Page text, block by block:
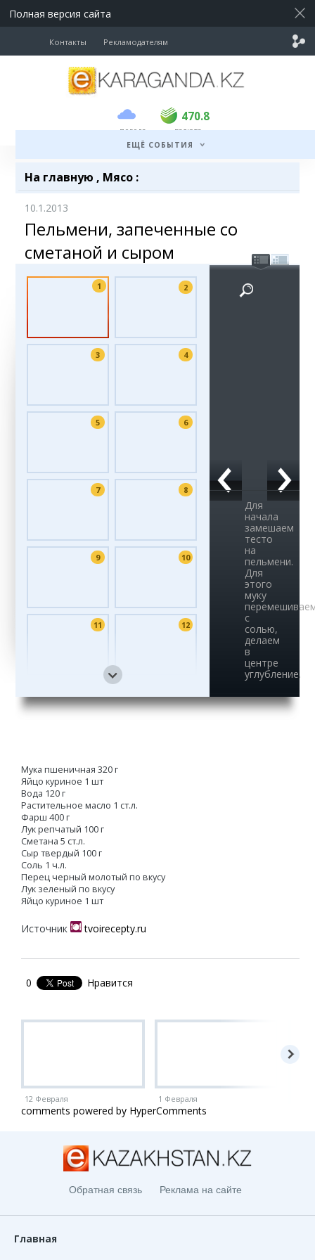
Полная версия сайта
Контакты Рекламодателям
погода
470.8
USD 468.5 470.8
валюта
ЕЩЁ СОБЫТИЯ
На главную , Мясо :
10.1.2013
Пельмени, запеченные со
сметаной и сыром
1 2
3 4
5 6
7 8
9 10
11 12
Для
начала
замешаем
тесто
на
пельмени.
Для
этого
муку
с
солью,
делаем
в
центре
углубление.
Мука пшеничная 320 г
Яйцо куриное 1 шт
Вода 120 г
Растительное масло 1 ст.л.
Фарш 400 г
Лук репчатый 100 г
Сметана 5 ст.л.
Сыр твердый 100 г
Соль 1 ч.л.
Перец черный молотый по вкусу
Лук зеленый по вкусу
Яйцо куриное 1 шт
Источник tvoirecepty.ru
0 Нравится
12 Февраля 1 Февраля
comments powered by HyperComments
Обратная связь Реклама на сайте
Главная